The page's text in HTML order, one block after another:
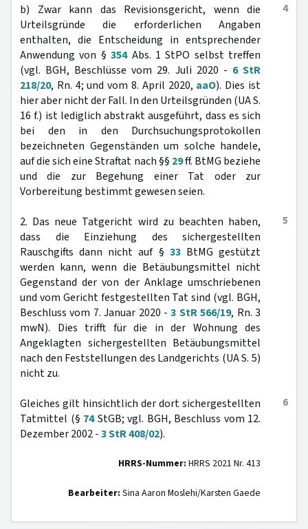
4
b) Zwar kann das Revisionsgericht, wenn die
Urteilsgründe die erforderlichen Angaben
enthalten, die Entscheidung in entsprechender
Anwendung von §354Abs. 1 StPO selbst treffen
(vgl. BGH, Beschlüsse vom 29. Juli 2020 - 6 StR
218/20, Rn. 4; und vom 8. April 2020, aaO). Dies ist
hier aber nicht der Fall. In den Urteilsgründen (UA S.
16 f.) ist lediglich abstrakt ausgeführt, dass es sich
bei den in den Durchsuchungsprotokollen
bezeichneten Gegenständen um solche handele,
auf die sich eine Straftat nach §§ 29ff. BtMG beziehe
und die zur Begehung einer Tat oder zur
Vorbereitung bestimmt gewesen seien.
5
2. Das neue Tatgericht wird zu beachten haben,
dass die Einziehung des sichergestellten
Rauschgifts dann nicht auf § 33BtMG gestützt
werden kann, wenn die Betäubungsmittel nicht
Gegenstand der von der Anklage umschriebenen
und vom Gericht festgestellten Tat sind (vgl. BGH,
Beschluss vom 7. Januar 2020 -3 StR 566/19, Rn. 3
mwN). Dies trifft für die in der Wohnung des
Angeklagten sichergestellten Betäubungsmittel
nach den Feststellungen des Landgerichts (UA S. 5)
nicht zu.
6
Gleiches gilt hinsichtlich der dort sichergestellten
Tatmittel (§ 74StGB; vgl. BGH, Beschluss vom 12.
Dezember 2002 -3 StR 408/02).
HRRS-Nummer: HRRS 2021 Nr. 413
Bearbeiter: Sina Aaron Moslehi/Karsten Gaede